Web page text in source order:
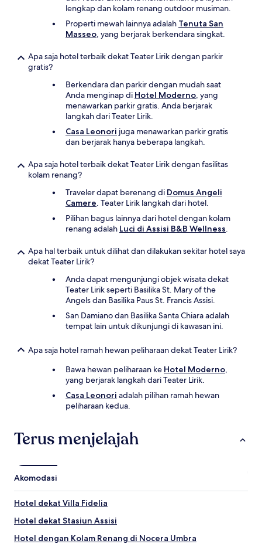
lengkap dan kolam renang outdoor musiman.
Properti mewah lainnya adalah Tenuta San
Masseo, yang berjarak berkendara singkat.
Apa saja hotel terbaik dekat Teater Lirik dengan parkir
gratis?
Berkendara dan parkir dengan mudah saat
Anda menginap di Hotel Moderno, yang
menawarkan parkir gratis. Anda berjarak
langkah dari Teater Lirik.
Casa Leonori juga menawarkan parkir gratis
dan berjarak hanya beberapa langkah.
Apa saja hotel terbaik dekat Teater Lirik dengan fasilitas
kolam renang?
Traveler dapat berenang di Domus Angeli
Camere. Teater Lirik langkah dari hotel.
Pilihan bagus lainnya dari hotel dengan kolam
renang adalah Luci di Assisi B&B Wellness.
Apa hal terbaik untuk dilihat dan dilakukan sekitar hotel saya
dekat Teater Lirik?
Anda dapat mengunjungi objek wisata dekat
Teater Lirik seperti Basilika St. Mary of the
Angels dan Basilika Paus St. Francis Assisi.
San Damiano dan Basilika Santa Chiara adalah
tempat lain untuk dikunjungi di kawasan ini.
Apa saja hotel ramah hewan peliharaan dekat Teater Lirik?
Bawa hewan peliharaan ke Hotel Moderno,
yang berjarak langkah dari Teater Lirik.
Casa Leonori adalah pilihan ramah hewan
peliharaan kedua.
Terus menjelajah
Akomodasi
Hotel dekat Villa Fidelia
Hotel dekat Stasiun Assisi
Hotel dengan Kolam Renang di Nocera Umbra